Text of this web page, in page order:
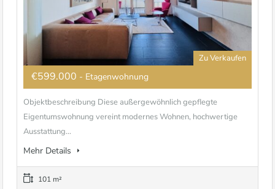
Zu Verkaufen
€599.000 - Etagenwohnung
Objektbeschreibung Diese außergewöhnlich gepflegte
Eigentumswohnung vereint modernes Wohnen, hochwertige
Ausstattung...
Mehr Details
101 m²